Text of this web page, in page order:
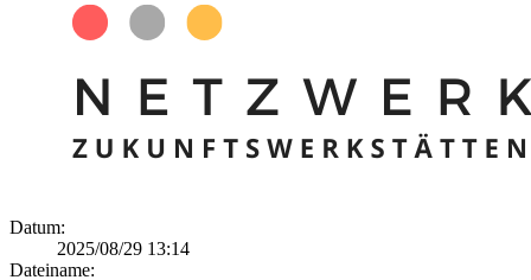
Datum:
2025/08/29 13:14
Dateiname: